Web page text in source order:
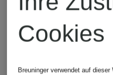
Braun
UGG
Cookies
Breuninger verwendet auf